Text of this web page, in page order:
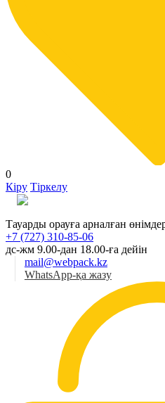
0
Кіру Тіркелу
Тауарды орауға арналған
+7 (727) 310-85-06
дс-жм 9.00-дан 18.00-ға дейін
mail@webpack.kz
WhatsApp-қа жазу